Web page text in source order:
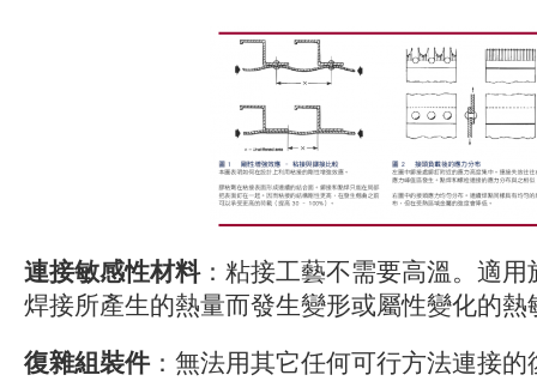
連接敏感性材料：粘接工藝不需要高溫。適
焊接所產生的熱量而發生變形或屬性變化的熱
復雜組裝件：無法用其它任何可行方法連接